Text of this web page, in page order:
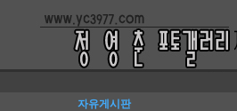
자유게시판